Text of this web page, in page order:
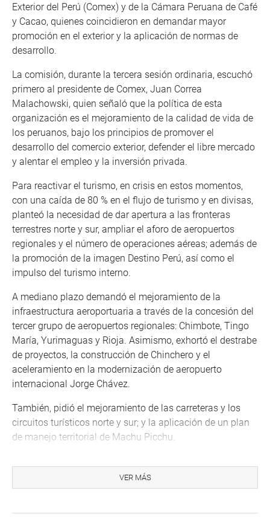
Exterior del Perú (Comex) y de la Cámara Peruana de Café
y Cacao, quienes coincidieron en demandar mayor
promoción en el exterior y la aplicación de normas de
desarrollo.
La comisión, durante la tercera sesión ordinaria, escuchó
primero al presidente de Comex, Juan Correa
Malachowski, quien señaló que la política de esta
organización es el mejoramiento de la calidad de vida de
los peruanos, bajo los principios de promover el
desarrollo del comercio exterior, defender el libre mercado
y alentar el empleo y la inversión privada.
Para reactivar el turismo, en crisis en estos momentos,
con una caída de 80 % en el flujo de turismo y en divisas,
planteó la necesidad de dar apertura a las fronteras
terrestres norte y sur, ampliar el aforo de aeropuertos
regionales y el número de operaciones aéreas; además de
la promoción de la imagen Destino Perú, así como el
impulso del turismo interno.
A mediano plazo demandó el mejoramiento de la
infraestructura aeroportuaria a través de la concesión del
tercer grupo de aeropuertos regionales: Chimbote, Tingo
María, Yurimaguas y Rioja. Asimismo, exhortó el destrabe
de proyectos, la construcción de Chinchero y el
aceleramiento en la modernización de aeropuerto
internacional Jorge Chávez.
También, pidió el mejoramiento de las carreteras y los
circuitos turísticos norte y sur; y la aplicación de un plan
de manejo territorial de Machu Picchu.
preocupado por los anuncios sobre la aplicación de
salvaguardias en 2894 subpartidas en 3 capítulos
VER MÁS